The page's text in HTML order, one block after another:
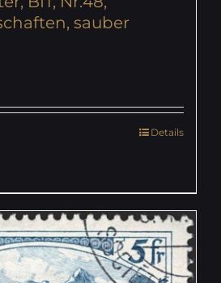
sauber
Details